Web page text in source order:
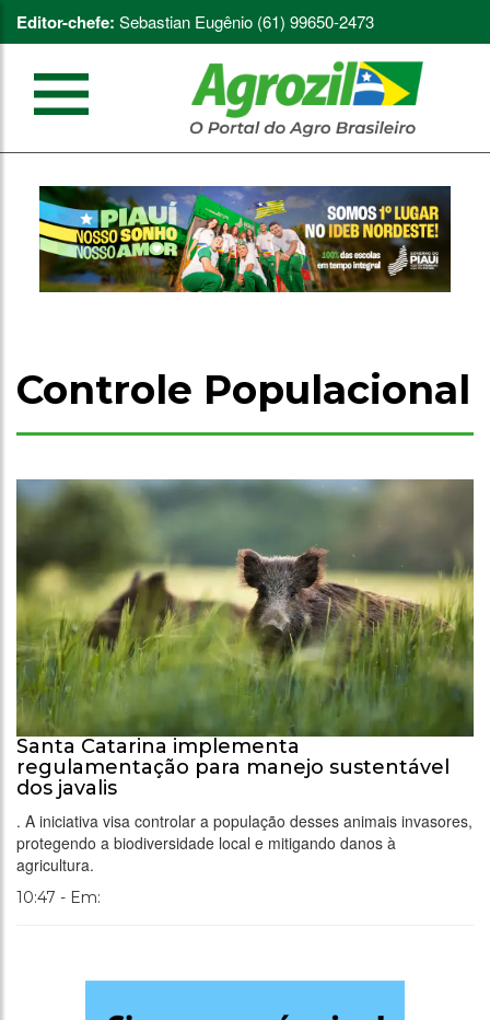
Editor-chefe: Sebastian Eugênio (61) 99650-2473
Controle Populacional
Santa Catarina implementa
regulamentação para manejo sustentável
dos javalis
. A iniciativa visa controlar a população desses animais invasores,
protegendo a biodiversidade local e mitigando danos à
agricultura.
10:47 - Em: